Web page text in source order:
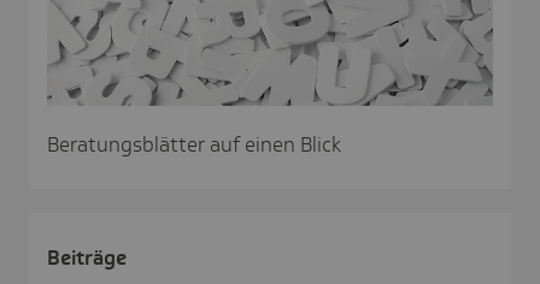
Beratungsblätter auf einen Blick
Beiträge